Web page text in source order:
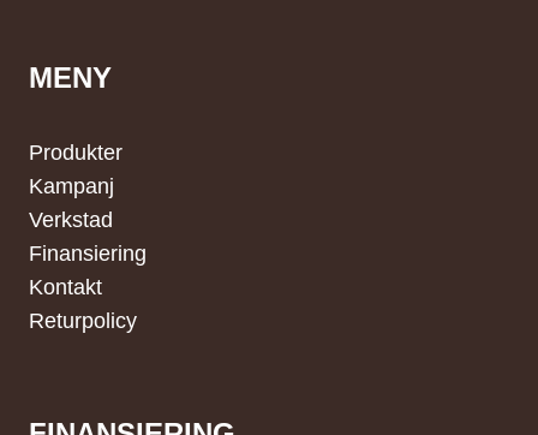
MENY
Produkter
Kampanj
Verkstad
Finansiering
Kontakt
Returpolicy